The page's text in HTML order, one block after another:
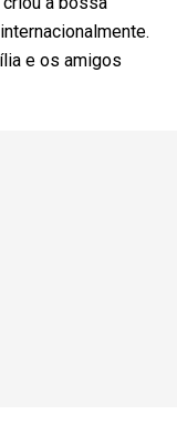
e os amigos